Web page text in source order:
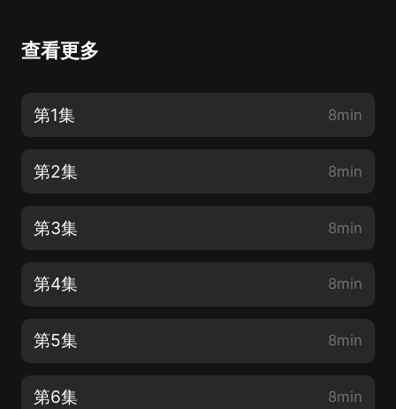
查看更多
第1集 8min
第2集 8min
第3集 8min
第4集 8min
第5集 8min
第6集 8min